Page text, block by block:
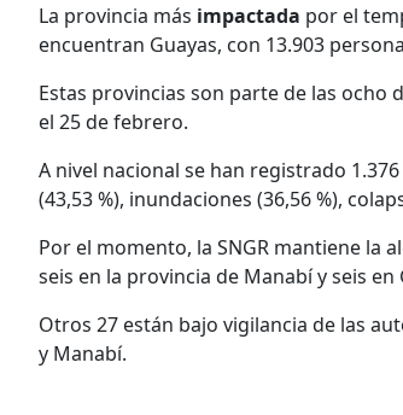
La provincia más impactada por el
encuentran Guayas, con 13.903
Estas provincias son parte de las ocho
el 25 de febrero.
A nivel nacional se han registrado
(43,53 %), inundaciones (36,56 %),
Por el momento, la SNGR mantiene la
seis en la provincia de Manabí y seis en
Otros 27 están bajo vigilancia de las
y Manabí.